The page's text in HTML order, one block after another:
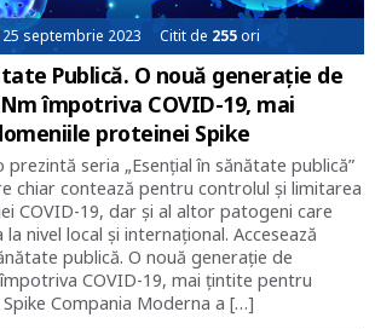
25 septembrie 2023 Citit de 255ori
Publică. O nouă generație de
împotriva COVID-19, mai
proteinei Spike
seria „Esențial în sănătate publică”
chiar contează pentru controlul și limitarea
COVID-19, dar și al altor patogeni care
nivel local și internațional. Accesează
publică. O nouă generație de
COVID-19, mai țintite pentru
Compania Moderna a […]